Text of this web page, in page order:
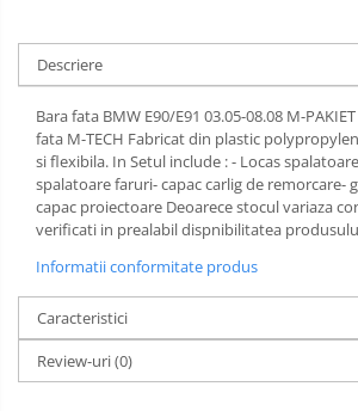
Descriere
Bara fata BMW E90/E91 03.05-08.08 M-
fata M-TECH Fabricat din plastic
si flexibila. In Setul include : - Locas
spalatoare faruri- capac carlig de remorcare-
capac proiectoare Deoarece stocul variaza
verificati in prealabil dispnibilitatea
Informatii conformitate produs
Caracteristici
Review-uri(0)